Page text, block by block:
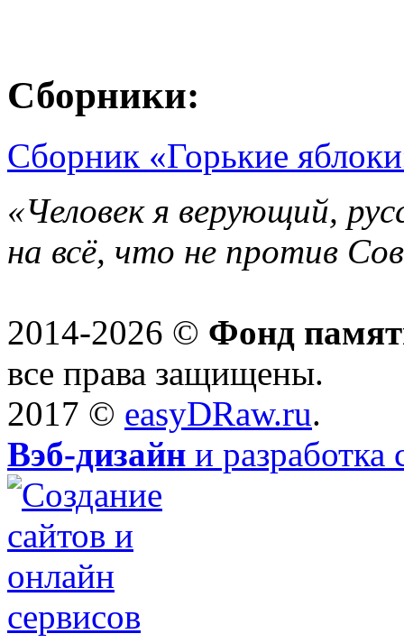
Сборники:
Сборник «Горькие
«Человек я верующий,
на всё, что не против
2014-2026 © Фонд
все права защищены.
2017 © easyDRaw.ru.
Вэб-дизайн и разработка